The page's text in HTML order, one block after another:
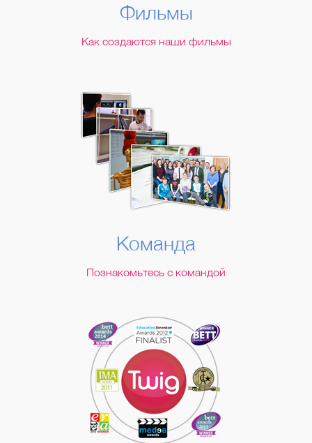
Фильмы
Как создаются наши фильмы
Команда
Познакомьтесь с командой